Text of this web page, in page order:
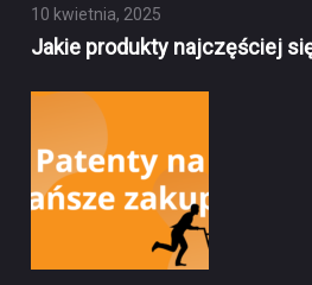
10 kwietnia, 2025
Jakie produkty najczęściej